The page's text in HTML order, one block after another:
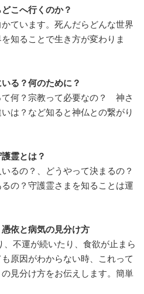
こへ行くのか？
ています。死んだらどんな世界
知ることで生き方が変わりま
る？何のために？
て何？宗教って必要なの？ 神さ
は？など知ると神仏との繋がり
霊とは？
るの？、どうやって決まるの？
の？守護霊さまを知ることは運
依と病気の見分け方
不運が続いたり、食欲が止まら
原因がわからない時、これって
見分け方をお伝えします。簡単